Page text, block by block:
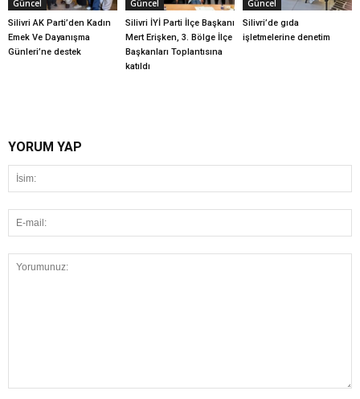
Güncel
Silivri AK Parti’den Kadın
Emek Ve Dayanışma
Günleri’ne destek
Güncel
Silivri İYİ Parti İlçe Başkanı
Mert Erişken, 3. Bölge İlçe
Başkanları Toplantısına
katıldı
Güncel
Silivri’de gıda
işletmelerine denetim
YORUM YAP